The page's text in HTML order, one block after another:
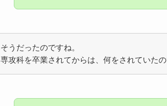
そうだったのですね。
専攻科を卒業されてからは、何をされていたの